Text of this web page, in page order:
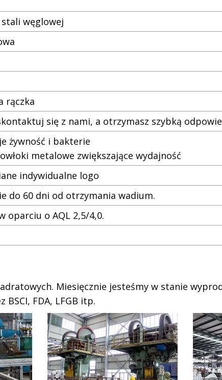
węglowej
rączka
się z nami, a otrzymasz szybką
żywność i bakterie
metalowe zwiększające wydajność
indywidualne logo
do 60 dni od otrzymania wadium.
oparciu o AQL 2,5/4,0.
Miesięcznie jesteśmy w stanie
FDA, LFGB itp.